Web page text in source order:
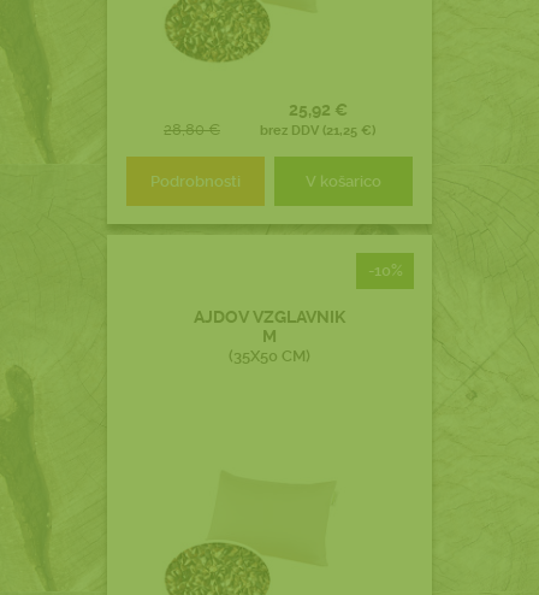
28,80 €
25,92 €
brez DDV (21,25 €)
Podrobnosti V košarico
-10%
AJDOV VZGLAVNIK
M
(35X50 CM)